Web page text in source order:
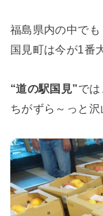
福島県内の中でも
国見町は今が1番
“道の駅国見”で
ちがずら～っと沢